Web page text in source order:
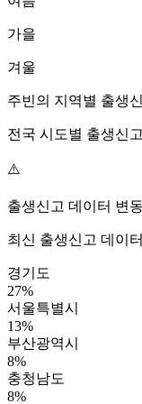
가을
겨울
주빈의 지역별 출생
전국 시도별 출생신
⚠️
출생신고 데이터 변
최신 출생신고 데이
경기도
27%
서울특별시
13%
부산광역시
8%
충청남도
8%